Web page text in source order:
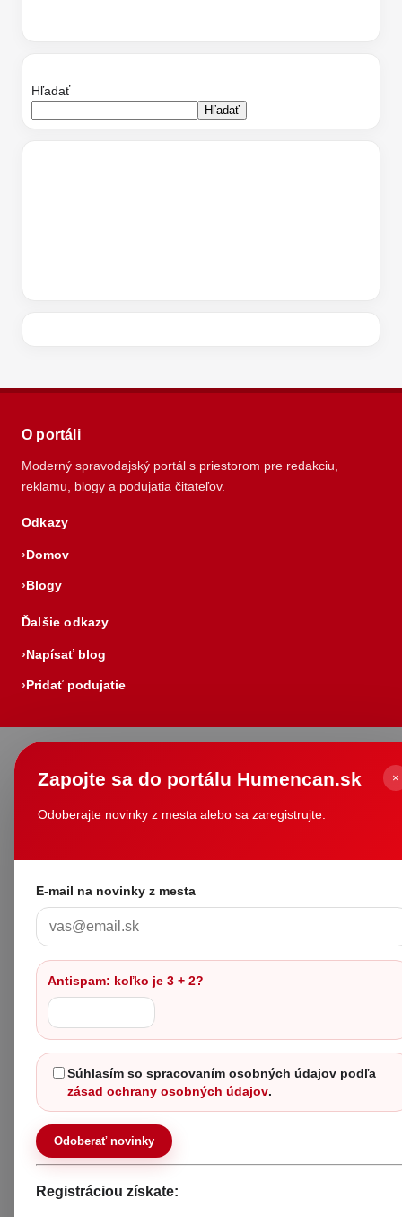
Hľadať
Hľadať
O portáli
Moderný spravodajský portál s priestorom pre redakciu,
reklamu, blogy a podujatia čitateľov.
Odkazy
Domov
Blogy
Ďalšie odkazy
Napísať blog
Pridať podujatie
×
Zapojte sa do portálu Humencan.sk
Odoberajte novinky z mesta alebo sa zaregistrujte.
E-mail na novinky z mesta
Antispam: koľko je 3 + 2?
Súhlasím so spracovaním osobných údajov podľa
zásad ochrany osobných údajov.
Odoberať novinky
Registráciou získate: